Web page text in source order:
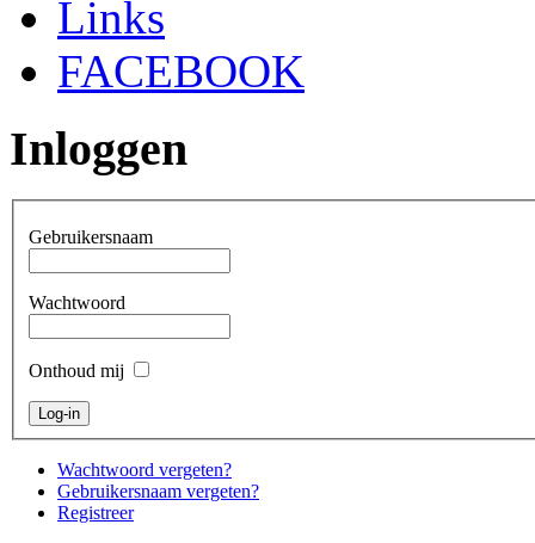
Links
FACEBOOK
Inloggen
Gebruikersnaam
Wachtwoord
Onthoud mij
Wachtwoord vergeten?
Gebruikersnaam vergeten?
Registreer